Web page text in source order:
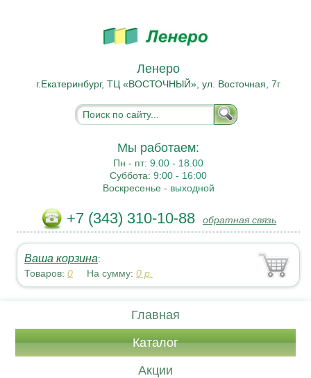
Ленеро
г.Екатеринбург, ТЦ «ВОСТОЧНЫЙ», ул. Восточная, 7г
Мы работаем:
Пн - пт:9.00 - 18.00
Суббота:9:00 - 16:00
Воскресенье - выходной
+7 (343) 310-10-88 обратная связь
Ваша корзина:
Товаров:0 На сумму:0 р.
Главная
Каталог
Акции